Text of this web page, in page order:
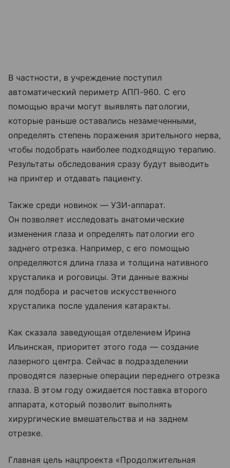
В частности, в учреждение поступил
автоматический периметр АПП-960. С его
помощью врачи могут выявлять патологии,
которые раньше оставались незамеченными,
определять степень поражения зрительного нерва,
чтобы подобрать наиболее подходящую терапию.
Результаты обследования сразу будут выводить
на принтер и отдавать пациенту.
Также среди новинок — УЗИ-аппарат.
Он позволяет исследовать анатомические
изменения глаза и определять патологии его
заднего отрезка. Например, с его помощью
определяются длина глаза и толщина нативного
хрусталика и роговицы. Эти данные важны
для подбора и расчетов искусственного
хрусталика после удаления катаракты.
Как сказала заведующая отделением Ирина
Ильинская, приоритет этого года — создание
лазерного центра. Сейчас в подразделении
проводятся лазерные операции переднего отрезка
глаза. В этом году ожидается поставка второго
аппарата, который позволит выполнять
хирургические вмешательства и на заднем
отрезке.
Главная цель нацпроекта «Продолжительная